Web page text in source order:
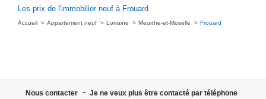
Les prix de l'immobilier neuf à Frouard
Accueil Appartement neuf Lorraine Meurthe-et-Moselle Frouard
Nous contacter Je ne veux plus être contacté par téléphone